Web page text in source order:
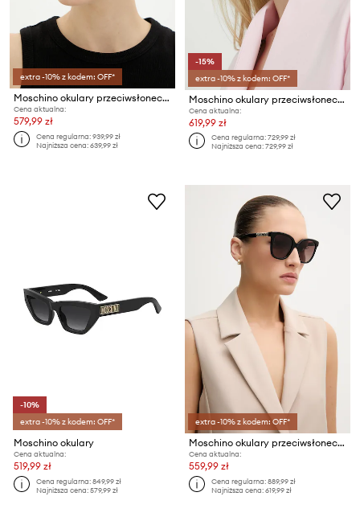
extra -10% z kodem: OFF*
Moschino okulary przeciwsłoneczne
Cena aktualna:
579,99 zł
Cena regularna:939,99 zł
Najniższa cena:639,99 zł
-15%
extra -10% z kodem: OFF*
Moschino okulary przeciwsłoneczne
Cena aktualna:
619,99 zł
Cena regularna:729,99 zł
Najniższa cena:729,99 zł
-10%
extra -10% z kodem: OFF*
Moschino okulary
Cena aktualna:
519,99 zł
Cena regularna:849,99 zł
Najniższa cena:579,99 zł
extra -10% z kodem: OFF*
Moschino okulary przeciwsłoneczne
Cena aktualna:
559,99 zł
Cena regularna:889,99 zł
Najniższa cena:619,99 zł